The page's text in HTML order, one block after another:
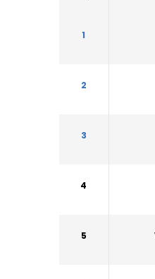
1
2
3
4
5